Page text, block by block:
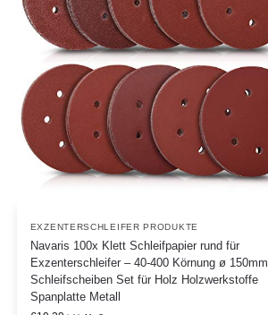
EXZENTERSCHLEIFER PRODUKTE
Navaris 100x Klett Schleifpapier rund für
Exzenterschleifer – 40-400 Körnung ø 150mm
Schleifscheiben Set für Holz Holzwerkstoffe
Spanplatte Metall